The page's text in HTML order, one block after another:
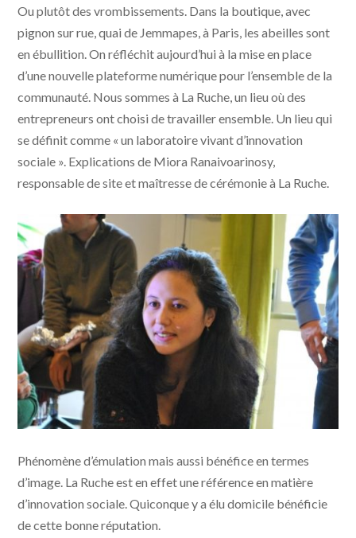
Ou plutôt des vrombissements. Dans la boutique, avec
pignon sur rue, quai de Jemmapes, à Paris, les abeilles sont
en ébullition. On réfléchit aujourd’hui à la mise en place
d’une nouvelle plateforme numérique pour l’ensemble de la
communauté. Nous sommes à La Ruche, un lieu où des
entrepreneurs ont choisi de travailler ensemble. Un lieu qui
se définit comme « un laboratoire vivant d’innovation
sociale ». Explications de Miora Ranaivoarinosy,
responsable de site et maîtresse de cérémonie à La Ruche.
Phénomène d’émulation mais aussi bénéfice en termes
d’image. La Ruche est en effet une référence en matière
d’innovation sociale. Quiconque y a élu domicile bénéficie
de cette bonne réputation.